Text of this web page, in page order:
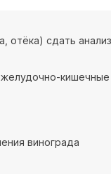
отёка) сдать
кишечные
винограда